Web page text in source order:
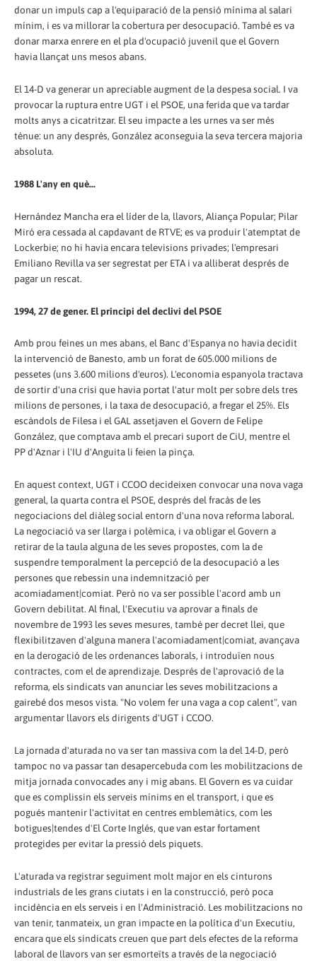
donar un impuls cap a l'equiparació de la pensió mínima al salari
mínim, i es va millorar la cobertura per desocupació. També es va
donar marxa enrere en el pla d'ocupació juvenil que el Govern
havia llançat uns mesos abans.
El 14-D va generar un apreciable augment de la despesa social. I va
provocar la ruptura entre UGT i el PSOE, una ferida que va tardar
molts anys a cicatritzar. El seu impacte a les urnes va ser més
tènue: un any després, González aconseguia la seva tercera majoria
absoluta.
1988 L'any en què...
Hernández Mancha era el líder de la, llavors, Aliança Popular; Pilar
Miró era cessada al capdavant de RTVE; es va produir l'atemptat de
Lockerbie; no hi havia encara televisions privades; l'empresari
Emiliano Revilla va ser segrestat per ETA i va alliberat després de
pagar un rescat.
1994, 27 de gener. El principi del declivi del PSOE
Amb prou feines un mes abans, el Banc d'Espanya no havia decidit
la intervenció de Banesto, amb un forat de 605.000 milions de
pessetes (uns 3.600 milions d'euros). L'economia espanyola tractava
de sortir d'una crisi que havia portat l'atur molt per sobre dels tres
milions de persones, i la taxa de desocupació, a fregar el 25%. Els
escàndols de Filesa i el GAL assetjaven el Govern de Felipe
González, que comptava amb el precari suport de CiU, mentre el
PP d'Aznar i l'IU d'Anguita li feien la pinça.
En aquest context, UGT i CCOO decideixen convocar una nova vaga
general, la quarta contra el PSOE, després del fracàs de les
negociacions del diàleg social entorn d'una nova reforma laboral.
La negociació va ser llarga i polèmica, i va obligar el Govern a
retirar de la taula alguna de les seves propostes, com la de
suspendre temporalment la percepció de la desocupació a les
persones que rebessin una indemnització per
acomiadament|comiat. Però no va ser possible l'acord amb un
Govern debilitat. Al final, l'Executiu va aprovar a finals de
novembre de 1993 les seves mesures, també per decret llei, que
flexibilitzaven d'alguna manera l'acomiadament|comiat, avançava
en la derogació de les ordenances laborals, i introduïen nous
contractes, com el de aprendizaje. Després de l'aprovació de la
reforma, els sindicats van anunciar les seves mobilitzacions a
gairebé dos mesos vista. "No volem fer una vaga a cop calent", van
argumentar llavors els dirigents d'UGT i CCOO.
La jornada d'aturada no va ser tan massiva com la del 14-D, però
tampoc no va passar tan desapercebuda com les mobilitzacions de
mitja jornada convocades any i mig abans. El Govern es va cuidar
que es complissin els serveis mínims en el transport, i que es
pogués mantenir l'activitat en centres emblemàtics, com les
botigues|tendes d'El Corte Inglés, que van estar fortament
protegides per evitar la pressió dels piquets.
L'aturada va registrar seguiment molt major en els cinturons
industrials de les grans ciutats i en la construcció, però poca
incidència en els serveis i en l'Administració. Les mobilitzacions no
van tenir, tanmateix, un gran impacte en la política d'un Executiu,
encara que els sindicats creuen que part dels efectes de la reforma
laboral de llavors van ser esmorteïts a través de la negociació